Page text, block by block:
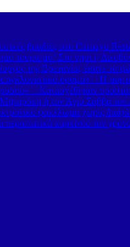
βραδιές στο Carnayo
τουρισμό! Στο νησί η
της Βρετανίας έκανε τα
όραμα» – Η
– Κατασχέθηκαν
ή τον Άγιο Σάββα του
φακέλωμα χωρίς
καρκίνου τον